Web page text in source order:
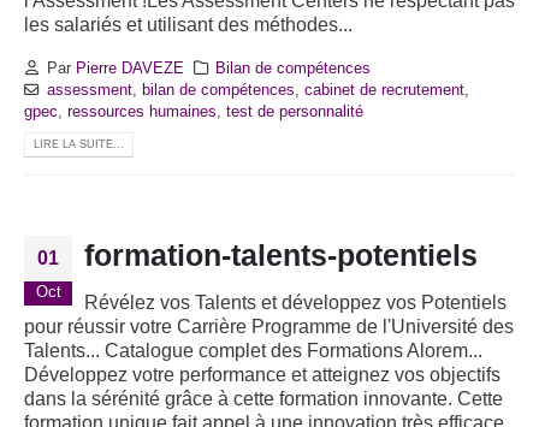
les salariés et utilisant des méthodes...
Par Pierre DAVEZE
Bilan de compétences
assessment, bilan de compétences, cabinet de recrutement,
gpec, ressources humaines, test de personnalité
LIRE LA SUITE...
01
Oct
formation-talents-potentiels
Révélez vos Talents et développez vos Potentiels
pour réussir votre Carrière Programme de l'Université des
Talents... Catalogue complet des Formations Alorem...
Développez votre performance et atteignez vos objectifs
dans la sérénité grâce à cette formation innovante. Cette
formation unique fait appel à une innovation très efficace